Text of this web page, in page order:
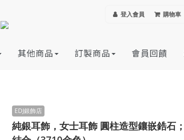
登入會員 購物車
其他商品 訂製商品 會員回饋
純銀耳飾，女士耳飾 圓柱造型鑲嵌鋯石